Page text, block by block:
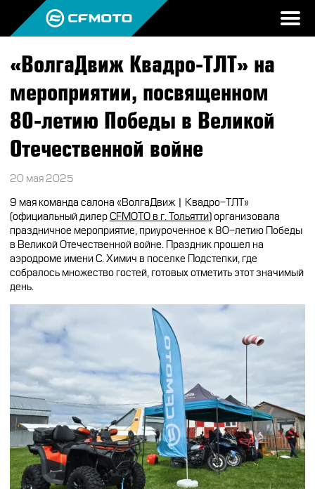
ПРОДУКЦИЯ
КВАДРОЦИКЛЫ
МОТОЦИКЛЫ
АКСЕССУАРЫ
ЗАПЧАСТИ
МАСЛО
CFMOTO ФИНАНС
ЛИЗИНГ
СТАТЬ ПОСТАВЩИКОМ
МИР CFMOTO
О CFMOTO
НАШИ ПОБЕДЫ
ПУТЕШЕСТВИЯ
CFMOTO EXPERIENCE
НОВОСТИ
ВОПРОС-ОТВЕТ
ТЕСТ-ДРАЙВ CFMOTO
CFMOTO EXPERIENCE
CFMOTO ЭКСПЕРТ
КВАДРОЦИКЛЫ
ВХОД
ДЛЯ ДИЛЕРОВ
Дилеры
Найти дилера
Стать дилером
Конфигуратор
«ВолгаДвиж Квадро-ТЛТ» на
мероприятии, посвященном
80-летию Победы в Великой
Отечественной войне
20 мая 2025
9 мая команда салона «ВолгаДвиж | Квадро-ТЛТ»
(официальный дилерCFMOTO в г. Тольятти) организовала
праздничное мероприятие, приуроченное к 80-летию Победы
в Великой Отечественной войне. Праздник прошел на
аэродроме имени С. Химич в поселке Подстепки, где
собралось множество гостей, готовых отметить этот значимый
день.